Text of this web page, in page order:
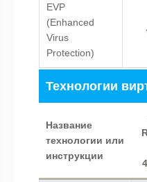
EVP
(Enhanced
Virus
Protection)
Технологии
Название
технологии или
инструкции